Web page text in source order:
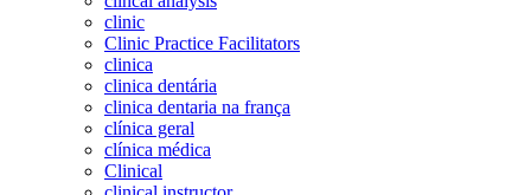
clinic
Clinic Practice Facilitators
clinica
clinica dentária
clinica dentaria na frança
clínica geral
clínica médica
Clinical